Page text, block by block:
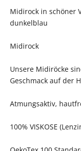
Midirock in schöner
dunkelblau
Midirock
Unsere Midiröcke
Geschmack auf der
Atmungsaktiv,
100% VISKOSE